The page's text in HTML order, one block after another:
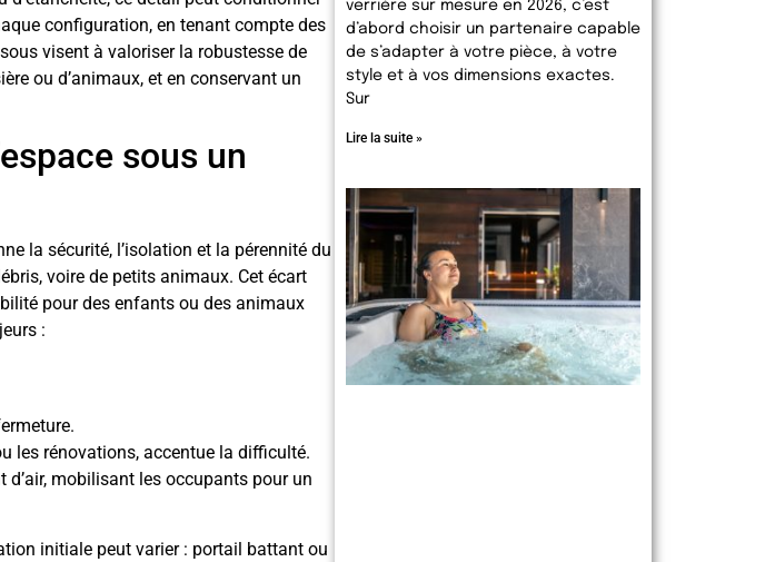
configuration, en tenant compte des
visent à valoriser la robustesse de
ou d’animaux, et en conservant un
sous un
la sécurité, l’isolation et la pérennité du
voire de petits animaux. Cet écart
pour des enfants ou des animaux
:
les rénovations, accentue la difficulté.
mobilisant les occupants pour un
initiale peut varier : portail battant ou
verrière sur mesure en 2026, c’est
d’abord choisir un partenaire capable
de s’adapter à votre pièce, à votre
style et à vos dimensions exactes.
Sur
Lire la suite »